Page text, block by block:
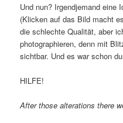
Und nun? Irgendjemand eine
(Klicken auf das Bild macht
die schlechte Qualität, aber
photographieren, denn mit
sichtbar. Und es war schon
HILFE!
After those alterations there